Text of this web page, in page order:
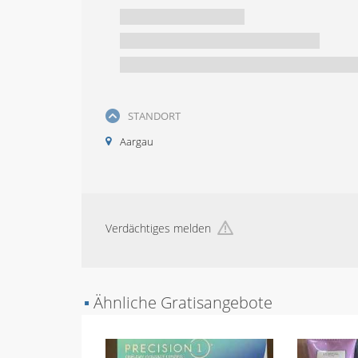
STANDORT
Aargau
Verdächtiges melden
▪ Ähnliche Gratisangebote